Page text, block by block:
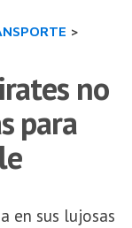
>
no
para
en sus lujosas